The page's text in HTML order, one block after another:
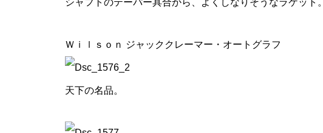
シャフトのテーパー具合から、よくしなりそうなラケット。
Ｗｉｌｓｏｎ ジャッククレーマー・オートグラフ
天下の名品。